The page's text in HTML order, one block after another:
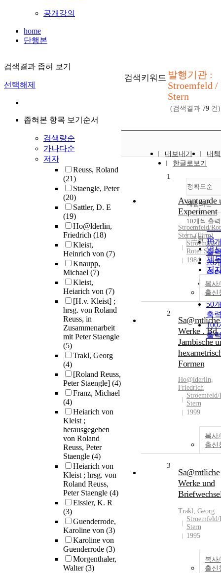
공개강의
home
단행본
검색결과 좁혀 보기
선택해제
좁혀본 항목 보기순서
검색량순
가나다순
저자
Reuss, Roland
(21)
Staengle, Peter
(20)
Sattler, D. E
(19)
Ho@lderlin,
Friedrich (18)
Kleist,
Heinrich von (7)
Knaupp,
Michael (7)
Kleist,
Heiarich von (7)
[H.v. Kleist] ;
hrsg. von Roland
Reuss, in
Zusammenarbeit
mit Peter Staengle
(5)
Trakl, Georg
(4)
[Roland Reuss,
Peter Staengle] (4)
Franz, Michael
(4)
Heiarich von
Kleist ;
herausgegeben
von Roland
Reuss, Peter
Staengle (4)
Heiarich von
Kleist ; hrsg. von
Roland Reuss,
Peter Staengle (4)
Eissler, K. R
(3)
Guenderrode,
Karoline von (3)
Karoline von
Guenderrode (3)
Morgenthaler,
Walter(3)
검색키워드 발행기관 :
Stroemfeld /
Stern
(검색결과 79 건)
내보내기
내
한글로보기
정확도순
정
순
인
순
연
제
저
발
관
내림차순
내
10개씩 출력
10
출
20
출
30
출
50
출
100
출
조회
1
Avantgarde
Experiment
Stroemfeld/
Stern (Firm)
Stroemfeld /
Roter Stern
1984
복사
출신
2
Sa@mtliche
Werke . Bd.
Jambische
Formen
Ho@lderlin,
Friedrich
Stroemfeld/
Stern
1999
복사
출신
3
Sa@mtliche
Werke und
Trakl, Georg
Stroemfeld/
Stern
1995
복사
출신